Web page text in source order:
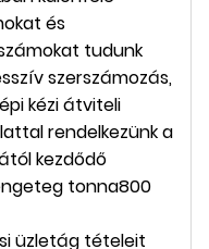
és
tudunk
szerszámozás,
kézi átviteli
rendelkezünk a
kezdődő
tonna800
üzletág tételeit